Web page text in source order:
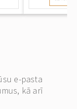
e-pasta
kā arī